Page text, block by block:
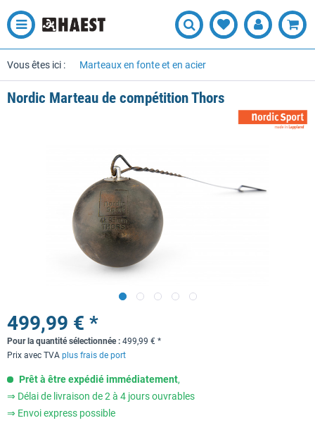
Vous êtes ici : Marteaux en fonte et en acier
Nordic Marteau de compétition Thors
499,99 € *
Pour la quantité sélectionnée : 499,99 € *
Prix avec TVA plus frais de port
Prêt à être expédié immédiatement,
⇒ Délai de livraison de 2 à 4 jours ouvrables
⇒ Envoi express possible